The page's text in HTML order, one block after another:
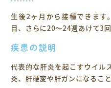
生後2ヶ月から接種できま
目、さらに20～24週あけて3
疾患の説明
代表的な肝炎を起こすウイル
炎、肝硬変や肝ガンになること